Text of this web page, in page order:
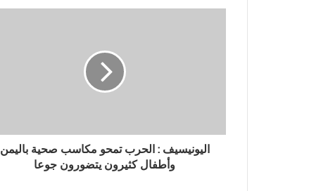
اليونيسيف : الحرب تمحو مكاسب صحية باليمن
وأطفال كثيرون يتضورون جوعا